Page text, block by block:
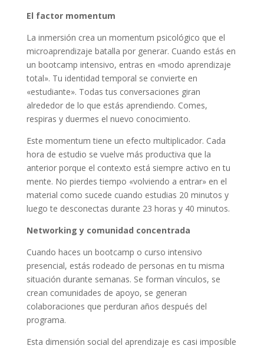
El factor momentum
La inmersión crea un momentum psicológico que el
microaprendizaje batalla por generar. Cuando estás en
un bootcamp intensivo, entras en «modo aprendizaje
total». Tu identidad temporal se convierte en
«estudiante». Todas tus conversaciones giran
alrededor de lo que estás aprendiendo. Comes,
respiras y duermes el nuevo conocimiento.
Este momentum tiene un efecto multiplicador. Cada
hora de estudio se vuelve más productiva que la
anterior porque el contexto está siempre activo en tu
mente. No pierdes tiempo «volviendo a entrar» en el
material como sucede cuando estudias 20 minutos y
luego te desconectas durante 23 horas y 40 minutos.
Networking y comunidad concentrada
Cuando haces un bootcamp o curso intensivo
presencial, estás rodeado de personas en tu misma
situación durante semanas. Se forman vínculos, se
crean comunidades de apoyo, se generan
colaboraciones que perduran años después del
programa.
Esta dimensión social del aprendizaje es casi imposible